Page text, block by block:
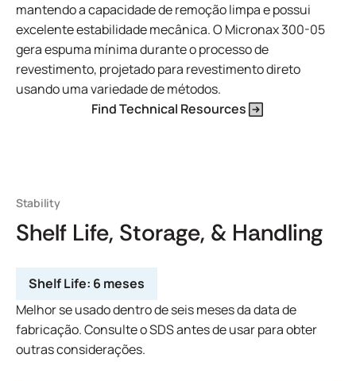
mantendo a capacidade de remoção limpa e possui
excelente estabilidade mecânica. O Micronax 300-05
gera espuma mínima durante o processo de
revestimento, projetado para revestimento direto
usando uma variedade de métodos.
Find Technical Resources
Stability
Shelf Life, Storage, & Handling
Shelf Life: 6 meses
Melhor se usado dentro de seis meses da data de
fabricação. Consulte o SDS antes de usar para obter
outras considerações.